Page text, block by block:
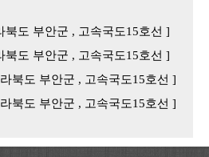
북도 부안군 , 고속국도15호선 ]
북도 부안군 , 고속국도15호선 ]
북도 부안군 , 고속국도15호선 ]
북도 부안군 , 고속국도15호선 ]